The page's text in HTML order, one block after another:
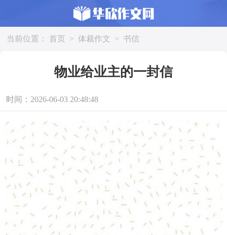
当前位置： 首页 > 体裁作文 > 书信
物业给业主的一封信
时间：2026-06-03 20:48:48